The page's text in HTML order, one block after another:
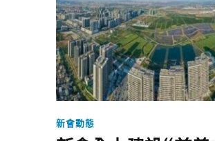
新會動態